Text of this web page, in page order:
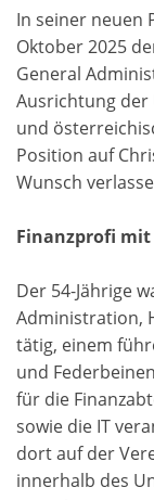
In seiner neuen
Oktober 2025
General
Ausrichtung
und
Position auf
Wunsch
Finanzprofi
Der 54-Jährige
Administration,
tätig, einem
und
für die
sowie die IT
dort auf der
innerhalb des